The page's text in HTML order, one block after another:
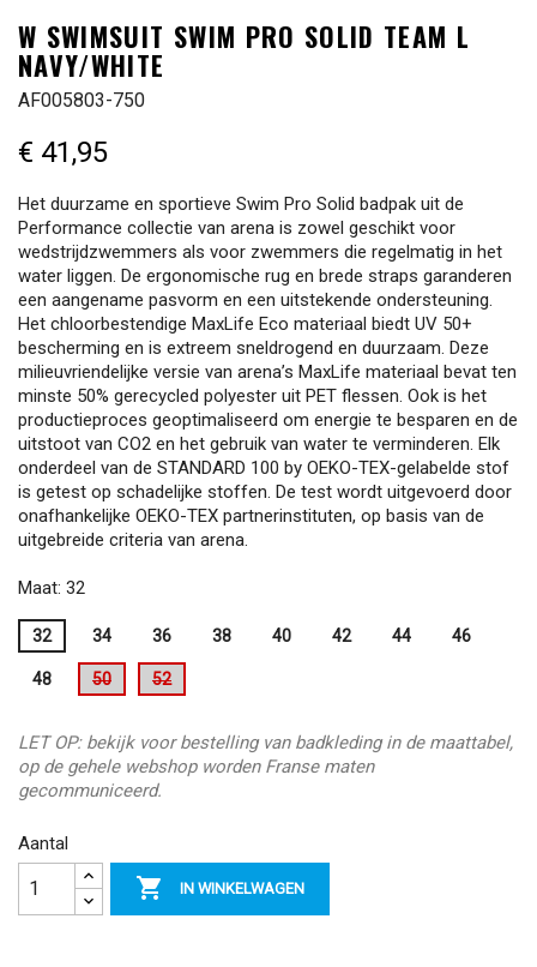
W SWIMSUIT SWIM PRO SOLID TEAM L
NAVY/WHITE
AF005803-750
€ 41,95
Het duurzame en sportieve Swim Pro Solid badpak uit de
Performance collectie van arena is zowel geschikt voor
wedstrijdzwemmers als voor zwemmers die regelmatig in het
water liggen. De ergonomische rug en brede straps garanderen
een aangename pasvorm en een uitstekende ondersteuning.
Het chloorbestendige MaxLife Eco materiaal biedt UV 50+
bescherming en is extreem sneldrogend en duurzaam. Deze
milieuvriendelijke versie van arena’s MaxLife materiaal bevat ten
minste 50% gerecycled polyester uit PET flessen. Ook is het
productieproces geoptimaliseerd om energie te besparen en de
uitstoot van CO2 en het gebruik van water te verminderen. Elk
onderdeel van de STANDARD 100 by OEKO-TEX-gelabelde stof
is getest op schadelijke stoffen. De test wordt uitgevoerd door
onafhankelijke OEKO-TEX partnerinstituten, op basis van de
uitgebreide criteria van arena.
Maat: 32
32 34 36 38 40 42 44 46
48 50 52
LET OP: bekijk voor bestelling van badkleding in de maattabel,
op de gehele webshop worden Franse maten
gecommuniceerd.
Aantal
 IN WINKELWAGEN